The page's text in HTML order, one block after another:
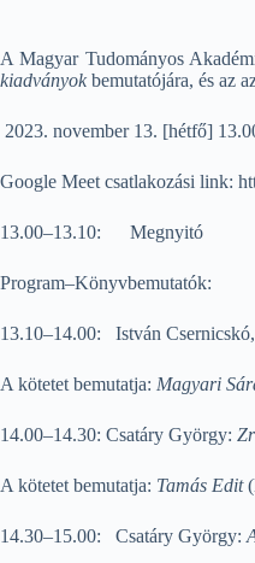
A Magyar Tudományos
kiadványok bemutatójára, és az
2023. november 13. [hétfő]
Google Meet csatlakozási link:
13.00–13.10: Megnyitó
Program–Könyvbemutatók:
13.10–14.00: István
A kötetet bemutatja: Magyari
14.00–14.30: Csatáry György:
A kötetet bemutatja: Tamás Edit
14.30–15.00: Csatáry György: